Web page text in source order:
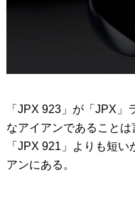
「JPX 923」が「JPX」
なアイアンであること
「JPX 921」よりも短
アンにある。